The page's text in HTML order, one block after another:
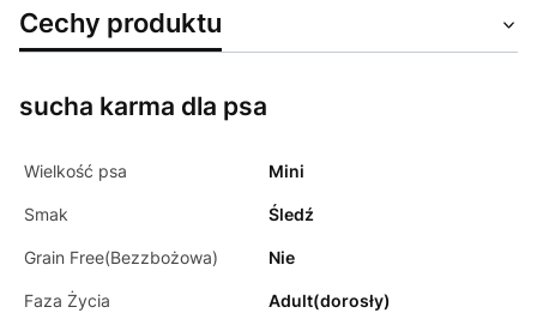
Cechy produktu
sucha karma dla psa
Wielkość psa Mini
Smak Śledź
Grain Free(Bezzbożowa) Nie
Faza Życia Adult(dorosły)